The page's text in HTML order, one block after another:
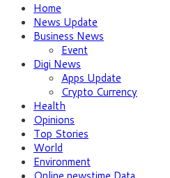
Home
News Update
Business News
Event
Digi News
Apps Update
Crypto Currency
Health
Opinions
Top Stories
World
Environment